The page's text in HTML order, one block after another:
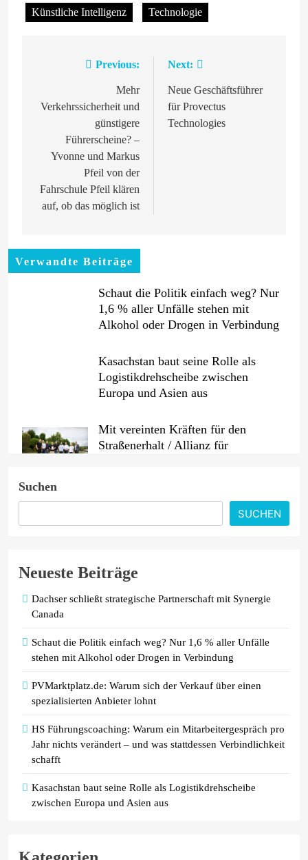
Künstliche Intelligenz Technologie
Beitragsnavigation
Previous:
Mehr
Verkehrssicherheit und
günstigere
Führerscheine? –
Yvonne und Markus
Pfeil von der
Fahrschule Pfeil klären
auf, ob das möglich ist
Next:
Neue Geschäftsführer
für Provectus
Technologies
Verwandte Beiträge
Schaut die Politik einfach weg? Nur
1,6 % aller Unfälle stehen mit
Alkohol oder Drogen in Verbindung
Kasachstan baut seine Rolle als
Logistikdrehscheibe zwischen
Europa und Asien aus
Mit vereinten Kräften für den
Straßenerhalt / Allianz für
ADAC untersucht Ladeverluste von
E-Autos / Haushaltssteckdose ist und
bleibt eine Notlösung
Suchen
SUCHEN
Neueste Beiträge
Dachser schließt strategische Partnerschaft mit Synergie
Canada
Schaut die Politik einfach weg? Nur 1,6 % aller Unfälle
stehen mit Alkohol oder Drogen in Verbindung
PVMarktplatz.de: Warum sich der Verkauf über einen
spezialisierten Anbieter lohnt
HS Führungscoaching: Warum ein Mitarbeitergespräch pro
Jahr nichts verändert – und was stattdessen Verbindlichkeit
schafft
Kasachstan baut seine Rolle als Logistikdrehscheibe
zwischen Europa und Asien aus